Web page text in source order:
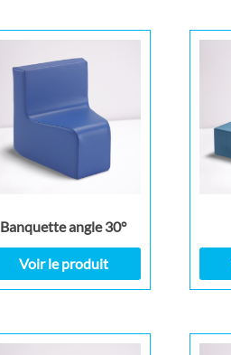
Banquette angle 30°
Voir le produit